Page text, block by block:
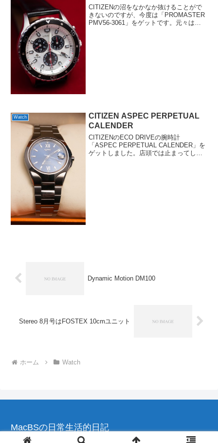
CITIZENの沼をなかなか抜けることがで
きないのですが、今度は「PROMASTER
PMV56-3061」をゲットです。元々はメ
Watch
CITIZEN ASPEC PERPETUAL
CALENDER
CITIZENのECO DRIVEの腕時計
「ASPEC PERPETUAL CALENDER」を
ゲットしました。店頭では止まってしま
Dynamic Motion DM100
Stereo 8月号はFOSTEX 10cmユニット
ホーム Watch
MacBSの日常生活的日記